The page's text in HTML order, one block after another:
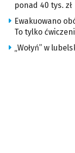
ponad 40 tys. zł
Ewakuowano
To tylko
„Wołyń” w